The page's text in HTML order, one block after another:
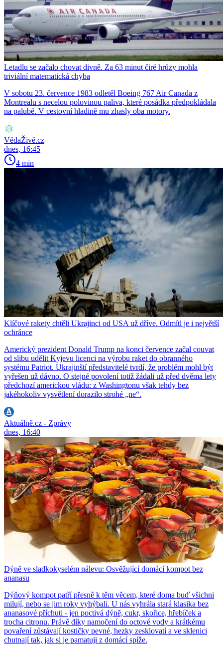
Letadlu se začalo chovat divně. Za 63 minut čiré hrůzy mohla
triviální matematická chyba
V sobotu 23. července 1983 odletěl Boeing 767 Air Canada z
Montrealu s necelou polovinou paliva, které posádka předpokládala
na palubě. V cestovní hladině mu zhasly oba motory.
VědaŽivě.cz
dnes, 16:45
4 min
Klíčové rakety chtěli Ukrajinci od USA už dříve. Odmítl je i největší
ochránce
Americký prezident Donald Trump na konci července začal couvat
od slibu udělit Kyjevu licenci na výrobu raket do obranného
systému Patriot. Ukrajinští představitelé tvrdí, že problém mohl být
vyřešen už dávno. O stejné povolení totiž žádali už před dvěma lety
předchozí americkou vládu: z Washingtonu však tehdy bez
jakéhokoliv vysvětlení dorazilo strohé „ne“.
Aktuálně.cz - Zprávy
dnes, 16:40
Dýně ve sladkokyselém nálevu: Osvěžující domácí kompot bez
ananasu
Dýňový kompot patří přesně k těm věcem, které doma buď všichni
milují, nebo se jim roky vyhýbali. U nás vyhrála stará klasika bez
ananasové příchuti - jen poctivá dýně, cukr, skořice, hřebíček a
trocha citronu. Právě díky namočení do octové vody a krátkému
povaření zůstávají kostičky pevné, hezky zesklovatí a ve sklenici
chutnají tak, jak si je pamatuji z domácí spíže.